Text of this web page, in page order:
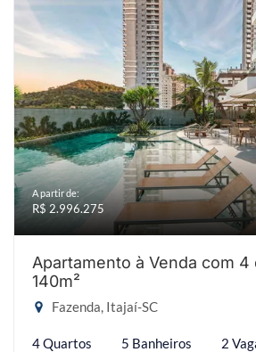
A partir de:
R$ 2.996.275
Apartamento à Venda com 4
140m²
Fazenda, Itajaí-SC
4 Quartos 5 Banheiros 2